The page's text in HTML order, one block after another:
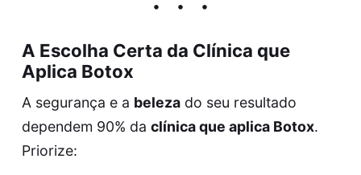
A Escolha Certa da Clínica que
Aplica Botox
A segurança e a belezado seu resultado
dependem 90% da clínica que aplica Botox.
Priorize: